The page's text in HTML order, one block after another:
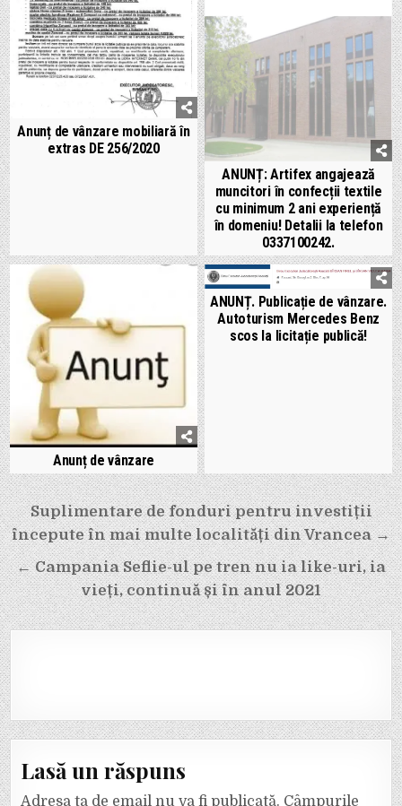
Anunț de vânzare mobiliară în
extras DE 256/2020
ANUNȚ: Artifex angajează
muncitori în confecții textile
cu minimum 2 ani experiență
în domeniu! Detalii la telefon
0337100242.
Anunț de vânzare
ANUNȚ. Publicație de vânzare.
Autoturism Mercedes Benz
scos la licitație publică!
Navigare
în
articole
Suplimentare de fonduri pentru investiții
începute în mai multe localități din Vrancea →
← Campania Seflie-ul pe tren nu ia like-uri, ia
vieți, continuă și în anul 2021
Lasă un răspuns
Adresa ta de email nu va fi publicată. Câmpurile